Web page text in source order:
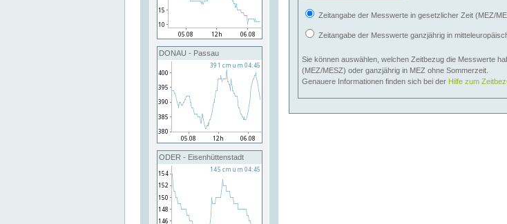
DONAU - Passau
ODER - Eisenhüttenstadt
Zeitangabe der Messwerte in gesetzlicher Zeit (MEZ/
Zeitangabe der Messwerte ganzjährig in
Sie können auswählen, welchen Zeitbezug die Messwerte
(MEZ/MESZ) oder ganzjährig in MEZ ohne Sommerzeit.
Genauere Informationen finden sich bei der Hilfe zum